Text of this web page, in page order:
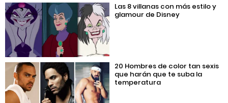
Las 8 villanas con más estilo y
glamour de Disney
20 Hombres de color tan sexis
que harán que te suba la
temperatura